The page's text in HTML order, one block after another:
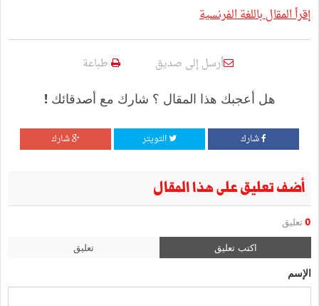
إقرأ المقال باللغة الفرنسية
أرسل إلى صديق طباعة
هل أعجبك هذا المقال ؟ شارك مع أصدقائك !
شارك التويتر شارك
أضف تعليق على هذا المقال
0 تعليق
اكتب تعليق تعليق
الإسم